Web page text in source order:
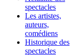
spectacles
Les artistes,
auteurs,
comédiens
Historique des
spectacles